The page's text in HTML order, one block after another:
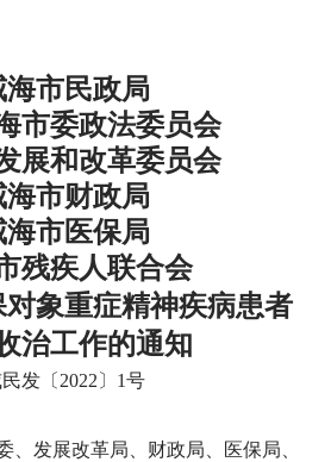
海市民政局
市委政法委员会
展和改革委员会
海市财政局
海市医保局
残疾人联合会
象重症精神疾病患者
治工作的通知
民发〔2022〕1号
、发展改革局、财政局、医保局、